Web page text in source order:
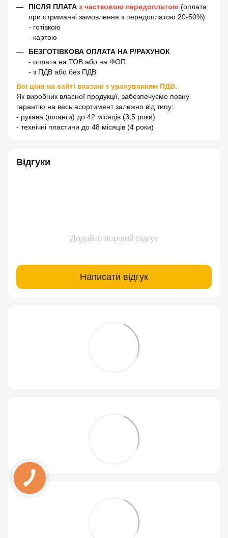
ПІСЛЯ ПЛАТА з частковою передоплатою (оплата
при отриманні замовлення з передоплатою 20-50%)
- готівкою
- картою
БЕЗГОТІВКОВА ОПЛАТА НА Р/РАХУНОК
- оплата на ТОВ або на ФОП
- з ПДВ або без ПДВ
Всі ціни на сайті вказані з урахуванням ПДВ.
Як виробник власної продукції, забезпечуємо повну
гарантію на весь асортимент залежно від типу:
- рукава (шланги) до 42 місяців (3,5 роки)
- технічні пластини до 48 місяців (4 роки)
Відгуки
Додайте перший відгук
Написати відгук